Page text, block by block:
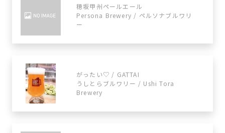
穂坂甲州ペールエール
Persona Brewery / ペルソナブルワリ
ー
がったい♡ / GATTAI
うしとらブルワリー / Ushi Tora
Brewery